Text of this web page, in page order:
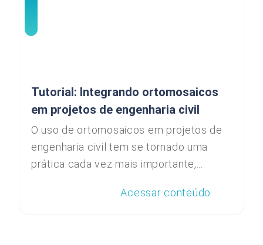
Tutorial: Integrando ortomosaicos
em projetos de engenharia civil
O uso de ortomosaicos em projetos de
engenharia civil tem se tornado uma
prática cada vez mais importante,...
Acessar conteúdo